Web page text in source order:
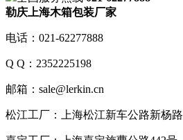
勒庆上海木箱包装厂家
电话：021-62277888
Q Q：2352225198
邮箱：sale@lerkin.cn
松江工厂：上海松江新车公路新杨路